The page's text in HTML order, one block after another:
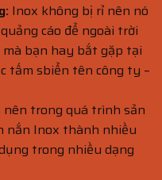
Inox không bị rỉ nên nó
cáo để ngoài trời
bạn hay bắt gặp tại
tấm sbiển tên công ty –
nên trong quá trình sản
nắn Inox thành nhiều
trong nhiều dạng